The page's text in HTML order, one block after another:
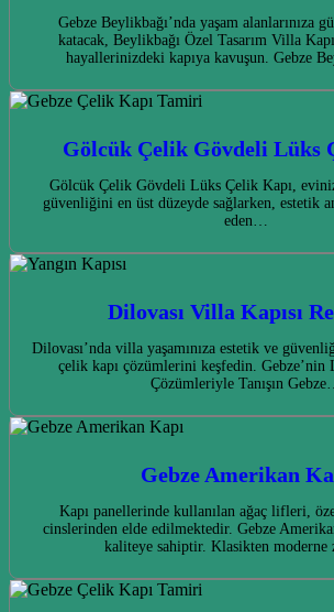
Gebze Beylikbağı’nda yaşam alanlarınıza
katacak, Beylikbağı Özel Tasarım Villa
hayallerinizdeki kapıya kavuşun. Gebze
Gölcük Çelik Gövdeli Lüks
Gölcük Çelik Gövdeli Lüks Çelik Kapı,
güvenliğini en üst düzeyde sağlarken, estetik
eden…
Dilovası Villa Kapısı
Dilovası’nda villa yaşamınıza estetik ve
çelik kapı çözümlerini keşfedin. Gebze’nin
Çözümleriyle Tanışın
Gebze Amerikan
Kapı panellerinde kullanılan ağaç lifleri,
cinslerinden elde edilmektedir. Gebze
kaliteye sahiptir. Klasikten